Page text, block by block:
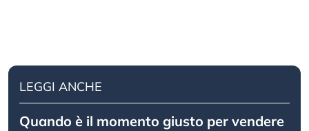
LEGGI ANCHE
Quando è il momento giusto per vendere